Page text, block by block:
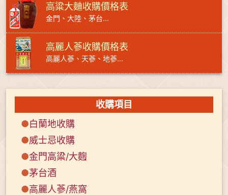
高粱大麯收購價格表
金門、大陸、茅台...
高麗人蔘收購價格表
高麗人蔘、天蔘、地蔘...
收購項目
●白蘭地收購
●威士忌收購
●金門高粱/大麴
●茅台酒
●高麗人蔘/燕窩